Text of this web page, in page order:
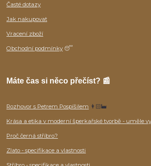
Časté dotazy
Jak nakupovat
Vracení zboží
Obchodní podmínky 😴
Máte čas si něco přečíst? 📰
Rozhovor s Petrem Pospíšilem 👨🏻‍🏭
Krása a etika v moderní šperkařské tvorbě - uměle
Proč černá stříbro?
Zlato - specifikace a vlastnosti